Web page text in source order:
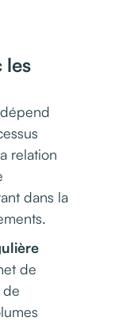
les
relation
dans la
de
de